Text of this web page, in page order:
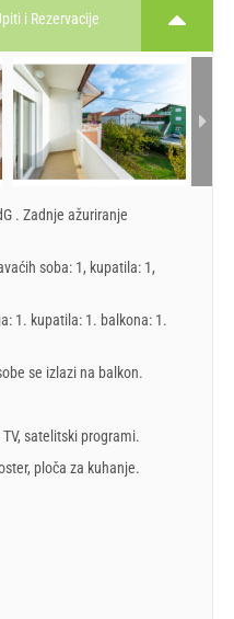
23. lis 2026.
114.29 EUR
128.57 EUR
Svaki dan
(once - za_person)
2026
ČE SU NE
2 3
4
8 9 10
11
15 16 17
18
31
i Rezervacije
. Zadnje ažuriranje
soba: 1, kupatila: 1,
1. kupatila: 1. balkona: 1.
se izlazi na balkon.
TV, satelitski programi.
, ploča za kuhanje.